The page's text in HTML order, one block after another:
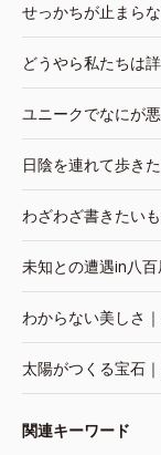
せっかちが止まら
どうやら私たちは
ユニークでなにが
日陰を連れて歩き
わざわざ書きたい
未知との遭遇in八
わからない美しさ
太陽がつくる宝石
関連キーワード